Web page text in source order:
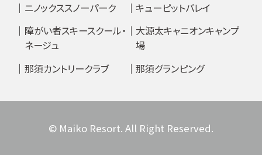
ニノックススノーパーク
キューピットバレイ
障がい者スキースクール・
ネージュ
大源太キャニオンキャンプ
場
那須カントリークラブ
那須グランピング
© Maiko Resort. All Right Reserved.